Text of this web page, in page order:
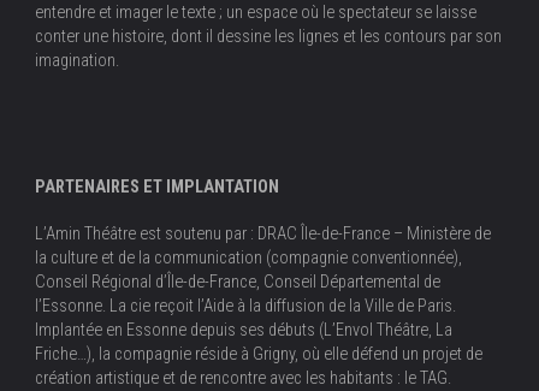
entendre et imager le texte ; un espace où le spectateur se laisse
conter une histoire, dont il dessine les lignes et les contours par son
imagination.
PARTENAIRES ET IMPLANTATION
L’Amin Théâtre est soutenu par : DRAC Île-de-France – Ministère de
la culture et de la communication (compagnie conventionnée),
Conseil Régional d’Île-de-France, Conseil Départemental de
l’Essonne. La cie reçoit l’Aide à la diffusion de la Ville de Paris.
Implantée en Essonne depuis ses débuts (L’Envol Théâtre, La
Friche…), la compagnie réside à Grigny, où elle défend un projet de
création artistique et de rencontre avec les habitants : le TAG.